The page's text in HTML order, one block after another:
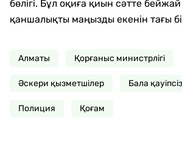
бөлігі. Бұл оқиға қиын сәтте
қаншалықты маңызды екенін тағы
Алматы Қорғаныс министрлігі
Әскери қызметшілер Бала
Полиция Қоғам